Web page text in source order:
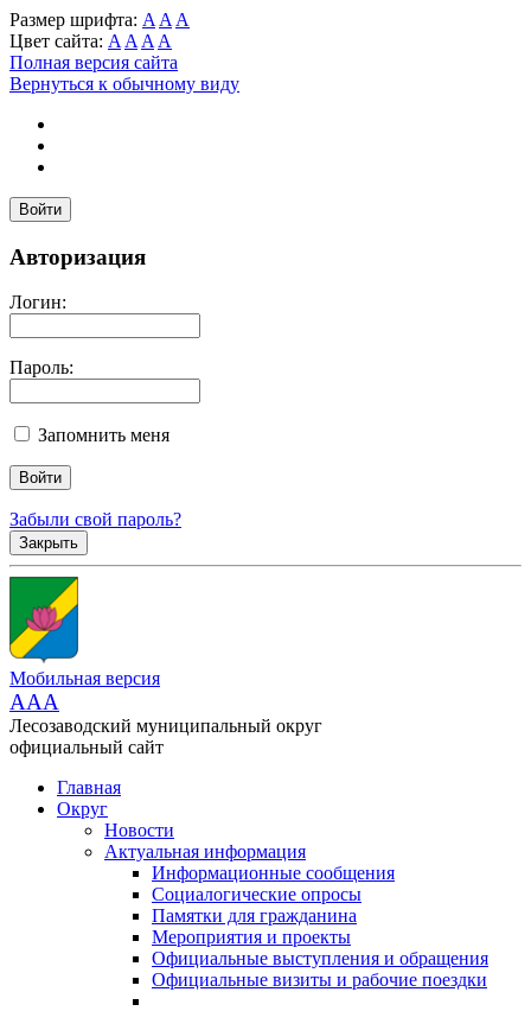
Размер шрифта: A A A
Цвет сайта: A A A A
Полная версия сайта
Вернуться к обычному виду
Войти
Авторизация
Логин:
Пароль:
Запомнить меня
Забыли свой пароль?
Закрыть
Мобильная версия
AAA
Лесозаводский муниципальный округ
официальный сайт
Главная
Округ
Новости
Актуальная информация
Информационные сообщения
Социалогические опросы
Памятки для гражданина
Мероприятия и проекты
Официальные выступления и обращения
Официальные визиты и рабочие поездки